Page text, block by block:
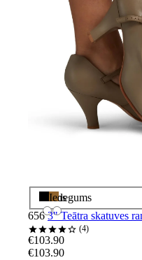
Melns
Iedegums
656 3" Teātra skatuves
4
€103.90
€103.90